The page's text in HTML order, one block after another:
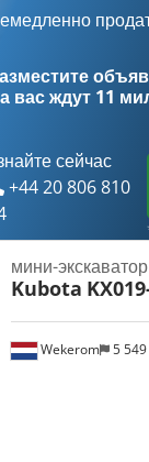
вас ждут 11
сейчас
+44 20 806 810
Wekerom 5 549
мини-экскаватор
Kubota